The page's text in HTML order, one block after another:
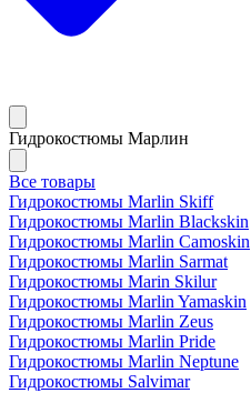
Гидрокостюмы Марлин
Все товары
Гидрокостюмы Marlin Skiff
Гидрокостюмы Marlin Blackskin
Гидрокостюмы Marlin Camoskin
Гидрокостюмы Marlin Sarmat
Гидрокостюмы Marin Skilur
Гидрокостюмы Marlin Yamaskin
Гидрокостюмы Marlin Zeus
Гидрокостюмы Marlin Pride
Гидрокостюмы Marlin Neptune
Гидрокостюмы Salvimar